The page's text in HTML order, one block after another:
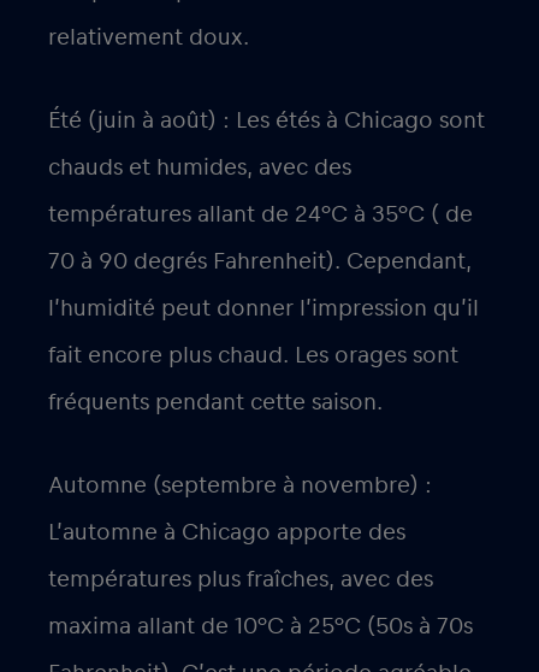
relativement doux.
Été (juin à août) : Les étés à Chicago sont
chauds et humides, avec des
températures allant de 24°C à 35°C ( de
70 à 90 degrés Fahrenheit). Cependant,
l’humidité peut donner l’impression qu’il
fait encore plus chaud. Les orages sont
fréquents pendant cette saison.
Automne (septembre à novembre) :
L’automne à Chicago apporte des
températures plus fraîches, avec des
maxima allant de 10°C à 25°C (50s à 70s